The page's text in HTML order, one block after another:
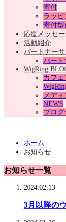
寄付
ラッピ
寄付型
応援メッセー
活動紹介
パートナー
パート
WigRing
カフェ
メデ
NEWS
ブログ
ホーム
お知らせ
お知らせ一覧
2024.02.13
3月以降の